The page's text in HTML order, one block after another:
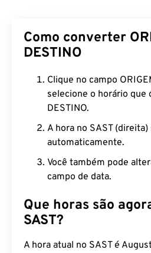
Como converter
DESTINO
Clique no campo
selecione o horário que
DESTINO.
A hora no SAST
automaticamente.
Você também pode
campo de data.
Que horas são
SAST?
A hora atual no SAST é